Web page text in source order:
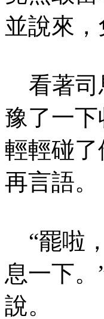
並說來
看著司
豫了一
輕輕碰
再言語。
“罷啦
息一下
說。